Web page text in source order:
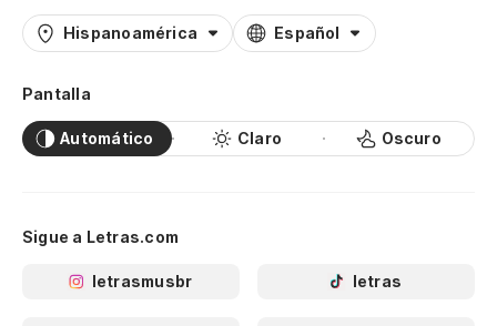
Hispanoamérica Español
Pantalla
Automático Claro Oscuro
Sigue a Letras.com
letrasmusbr letras